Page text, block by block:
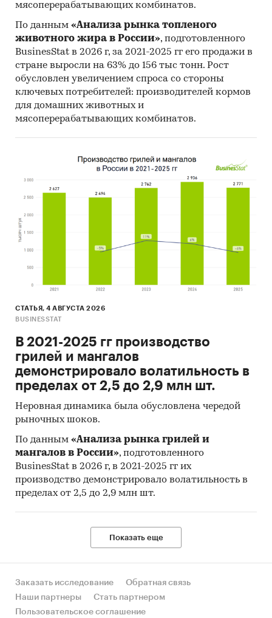
мясоперерабатывающих комбинатов.
По данным «Анализа рынка топленого
животного жира в России», подготовленного
BusinesStat в 2026 г, за 2021-2025 гг его продажи в
стране выросли на 63% до 156 тыс тонн. Рост
обусловлен увеличением спроса со стороны
ключевых потребителей: производителей кормов
для домашних животных и
мясоперерабатывающих комбинатов.
СТАТЬЯ, 4 АВГУСТА 2026
BUSINESSTAT
В 2021-2025 гг производство
грилей и мангалов
демонстрировало волатильность в
пределах от 2,5 до 2,9 млн шт.
Неровная динамика была обусловлена чередой
рыночных шоков.
По данным «Анализа рынка грилей и
мангалов в России», подготовленного
BusinesStat в 2026 г, в 2021-2025 гг их
производство демонстрировало волатильность в
пределах от 2,5 до 2,9 млн шт.
Показать еще
Заказать исследование
Обратная связь
Наши партнеры
Стать партнером
Пользовательское соглашение